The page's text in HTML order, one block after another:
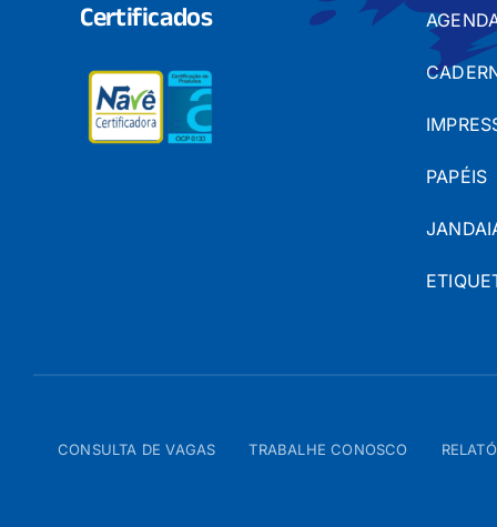
Certificados
PAPÉIS
CONSULTA DE VAGAS TRABALHE CONOSCO